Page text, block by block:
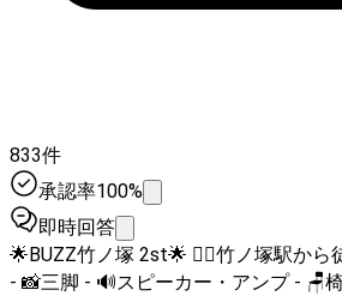
833件
承認率100%
即時回答
🌟BUZZ竹ノ塚 2st🌟 🚶‍♂️竹ノ塚駅から徒歩4分の好立地！🚶‍♀️
- 📸三脚 - 🔊スピーカー・アンプ - 🪑椅子